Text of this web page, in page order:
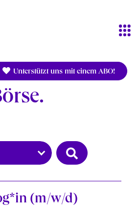
Unterstützt uns mit einem ABO!
(m/w/d)